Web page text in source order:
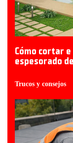
Cómo cortar
espesorado
Trucos y consejos